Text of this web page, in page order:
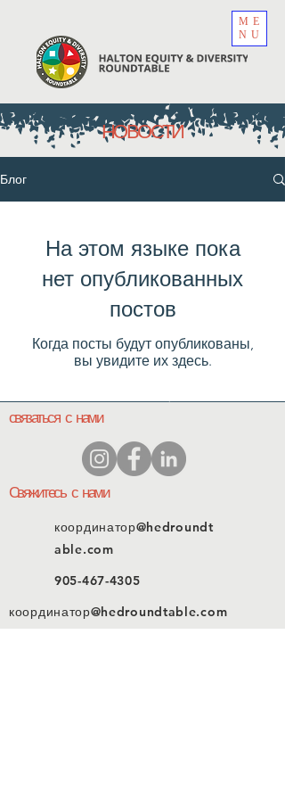
ME
NU
НОВОСТИ
Блог
На этом языке пока
нет опубликованных
постов
Когда посты будут опубликованы,
вы увидите их здесь.
связаться с нами
Свяжитесь с нами
координатор@hedroundt
able.com
905-467-4305
координатор@hedroundtable.com